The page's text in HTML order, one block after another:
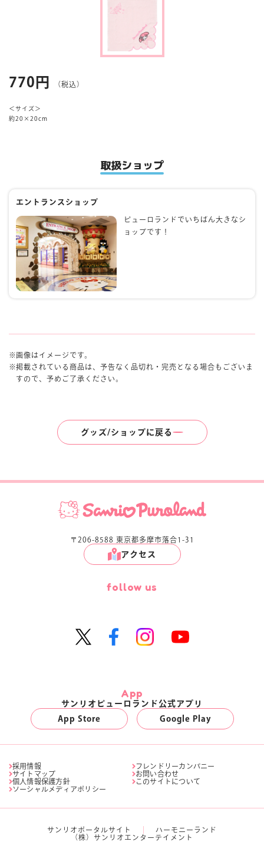
770円 （税込）
＜サイズ＞
約20×20cm
取扱ショップ
エントランスショップ
ピューロランドでいちばん大きなシ
ョップです！
画像はイメージです。
掲載されている商品は、予告なく品切れ・完売となる場合もございま
すので、予めご了承ください。
グッズ/ショップに戻る
〒206-8588 東京都多摩市落合1-31
アクセス
follow us
App
サンリオピューロランド公式アプリ
App Store
Google Play
採用情報
フレンドリーカンパニー
サイトマップ
お問い合わせ
個人情報保護方針
このサイトについて
ソーシャルメディアポリシー
サンリオポータルサイト
ハーモニーランド
（株）サンリオエンターテイメント